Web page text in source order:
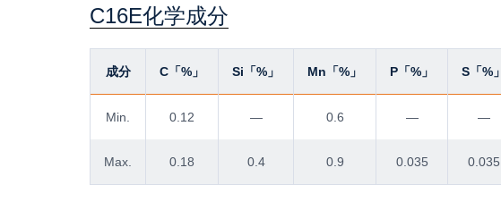
C16E化学成分
成分 C「%」 Si「%」 Mn「%」 P「%」 S「%」
Min. 0.12 — 0.6 — —
Max. 0.18 0.4 0.9 0.035 0.035